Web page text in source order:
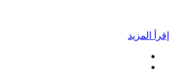
إقرأ المزيد